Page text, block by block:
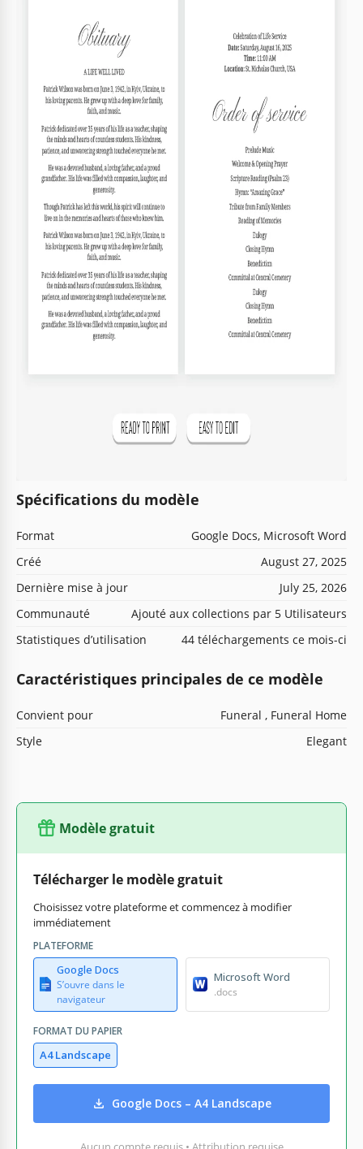
Spécifications du modèle
Format
Google Docs, Microsoft Word
Créé
August 27, 2025
Dernière mise à jour
July 25, 2026
Communauté
Ajouté aux collections par 5 Utilisateurs
Statistiques d’utilisation
44 téléchargements ce mois-ci
Caractéristiques principales de ce modèle
Convient pour
Funeral , Funeral Home
Style
Elegant
Modèle gratuit
Télécharger le modèle gratuit
Choisissez votre plateforme et commencez à modifier
immédiatement
PLATEFORME
Google Docs
S’ouvre dans le
navigateur
Microsoft Word
.docs
FORMAT DU PAPIER
A4 Landscape
Google Docs – A4 Landscape